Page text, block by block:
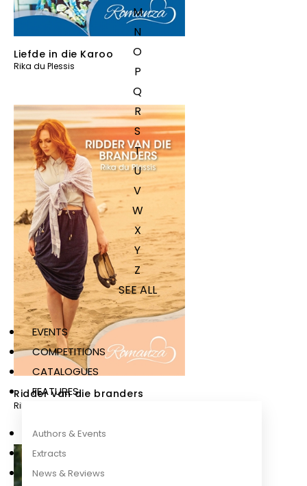
M
N
O
P
Q
R
S
T
U
V
W
X
Y
Z
SEE ALL
EVENTS
COMPETITIONS
CATALOGUES
FEATURES
Authors & Events
Extracts
News & Reviews
Liefde in die Karoo
Rika du Plessis
Ridder van die branders
Rika du Plessis